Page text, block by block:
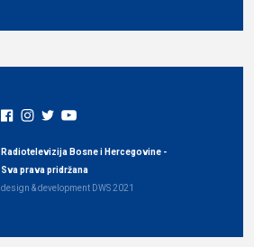
Radiotelevizija Bosne i Hercegovine -
Sva prava pridržana
design & development DWS2021